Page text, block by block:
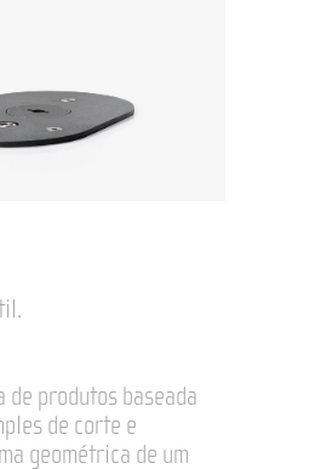
de produtos baseada
de corte e
geométrica de um